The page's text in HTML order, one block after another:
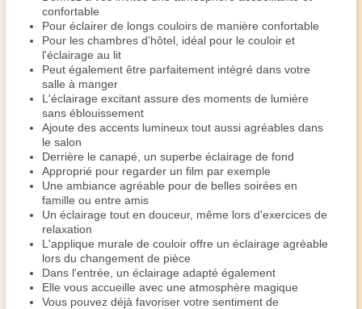
confortable
Pour éclairer de longs couloirs de manière confortable
Pour les chambres d'hôtel, idéal pour le couloir et
l'éclairage au lit
Peut également être parfaitement intégré dans votre
salle à manger
L'éclairage excitant assure des moments de lumière
sans éblouissement
Ajoute des accents lumineux tout aussi agréables dans
le salon
Derrière le canapé, un superbe éclairage de fond
Approprié pour regarder un film par exemple
Une ambiance agréable pour de belles soirées en
famille ou entre amis
Un éclairage tout en douceur, même lors d'exercices de
relaxation
L'applique murale de couloir offre un éclairage agréable
lors du changement de pièce
Dans l'entrée, un éclairage adapté également
Elle vous accueille avec une atmosphère magique
Vous pouvez déjà favoriser votre sentiment de